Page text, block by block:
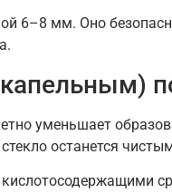
6–8 мм. Оно
уменьшает
останется